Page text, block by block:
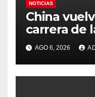
NOTICIAS
China
carrera de
modelo
durante
humana
AGO 6, 2026